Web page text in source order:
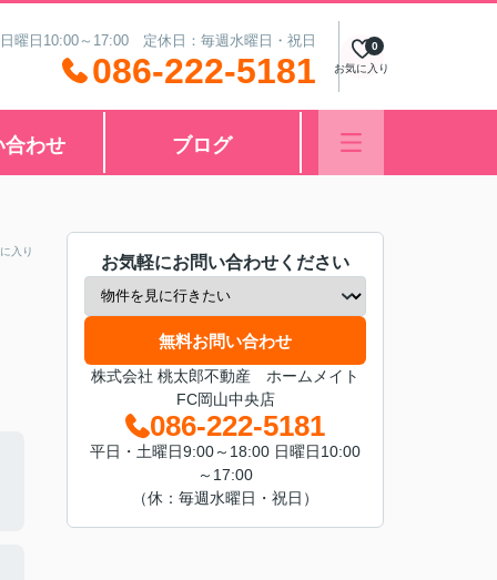
曜日10:00～17:00 定休日：毎週水曜日・祝日
086-222-5181 お気に入り
0
合わせ ブログ
入り
お気軽にお問い合わせください
無料お問い合わせ
株式会社 桃太郎不動産 ホームメイト
FC岡山中央店
086-222-5181
平日・土曜日9:00～18:00 日曜日10:00
～17:00
（休：毎週水曜日・祝日）